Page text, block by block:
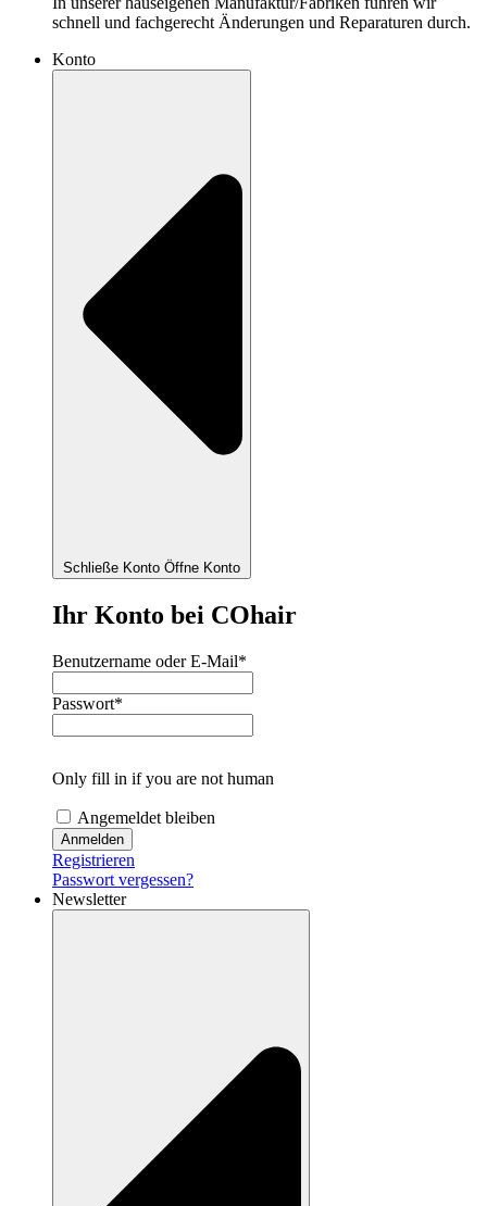
schnell und fachgerecht Änderungen und Reparaturen durch.
Konto
Schließe Konto Öffne Konto
Ihr Konto bei COhair
Benutzername oder E-Mail*
Passwort*
Only fill in if you are not human
Angemeldet bleiben
Registrieren
Passwort vergessen?
Newsletter